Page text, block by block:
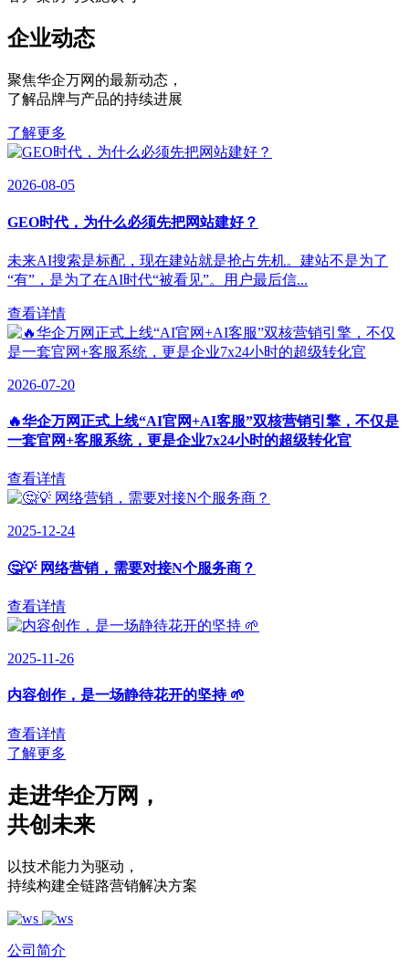
企业动态
聚焦华企万网的最新动态 ，
了解品牌与产品的持续进展
了解更多
2026-08-05
GEO时代，为什么必须先把网站建好？
未来AI搜索是标配，现在建站就是抢占先机。建站不是为了
“有”，是为了在AI时代“被看见”。用户最后信...
查看详情
2026-07-20
🔥华企万网正式上线“AI官网+AI客服”双核营销引擎，不仅是
一套官网+客服系统，更是企业7x24小时的超级转化官
查看详情
2025-12-24
🤔💡 网络营销，需要对接N个服务商？
查看详情
2025-11-26
内容创作，是一场静待花开的坚持 🌱
查看详情
了解更多
走进华企万网 ，
共创未来
以技术能力为驱动 ，
持续构建全链路营销解决方案
公司简介